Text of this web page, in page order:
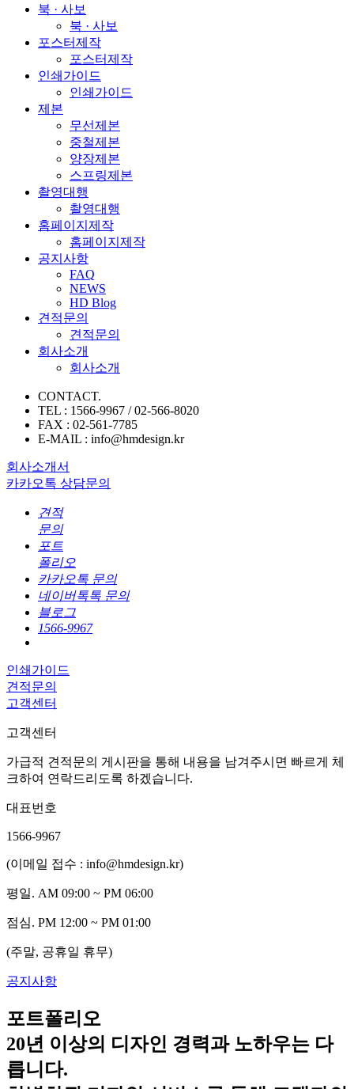
북 · 사보
북 · 사보
포스터제작
포스터제작
인쇄가이드
인쇄가이드
제본
무선제본
중철제본
양장제본
스프링제본
촬영대행
촬영대행
홈페이지제작
홈페이지제작
공지사항
FAQ
NEWS
HD Blog
견적문의
견적문의
회사소개
회사소개
CONTACT.
TEL : 1566-9967 / 02-566-8020
FAX : 02-561-7785
E-MAIL : info@hmdesign.kr
회사소개서
카카오톡 상담문의
견적
문의
포트
폴리오
카카오톡 문의
네이버톡톡 문의
블로그
1566-9967
인쇄가이드
견적문의
고객센터
고객센터
가급적 견적문의 게시판을 통해 내용을 남겨주시면 빠르게 체
크하여 연락드리도록 하겠습니다.
대표번호
1566-9967
(이메일 접수 : info@hmdesign.kr)
평일. AM 09:00 ~ PM 06:00
점심. PM 12:00 ~ PM 01:00
(주말, 공휴일 휴무)
공지사항
포트폴리오
20년 이상의 디자인 경력과 노하우는 다
릅니다.